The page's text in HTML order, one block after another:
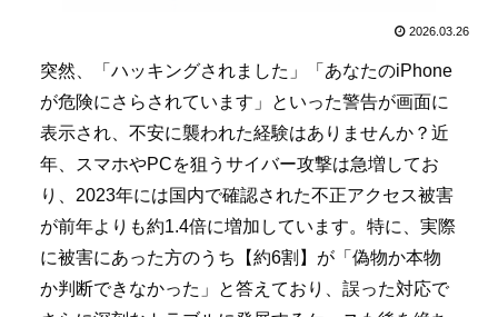
2026.03.26
突然、「ハッキングされました」「あなたのiPhone
が危険にさらされています」といった警告が画面に
表示され、不安に襲われた経験はありませんか？近
年、スマホやPCを狙うサイバー攻撃は急増してお
り、2023年には国内で確認された不正アクセス被害
が前年よりも約1.4倍に増加しています。特に、実際
に被害にあった方のうち【約6割】が「偽物か本物
か判断できなかった」と答えており、誤った対応で